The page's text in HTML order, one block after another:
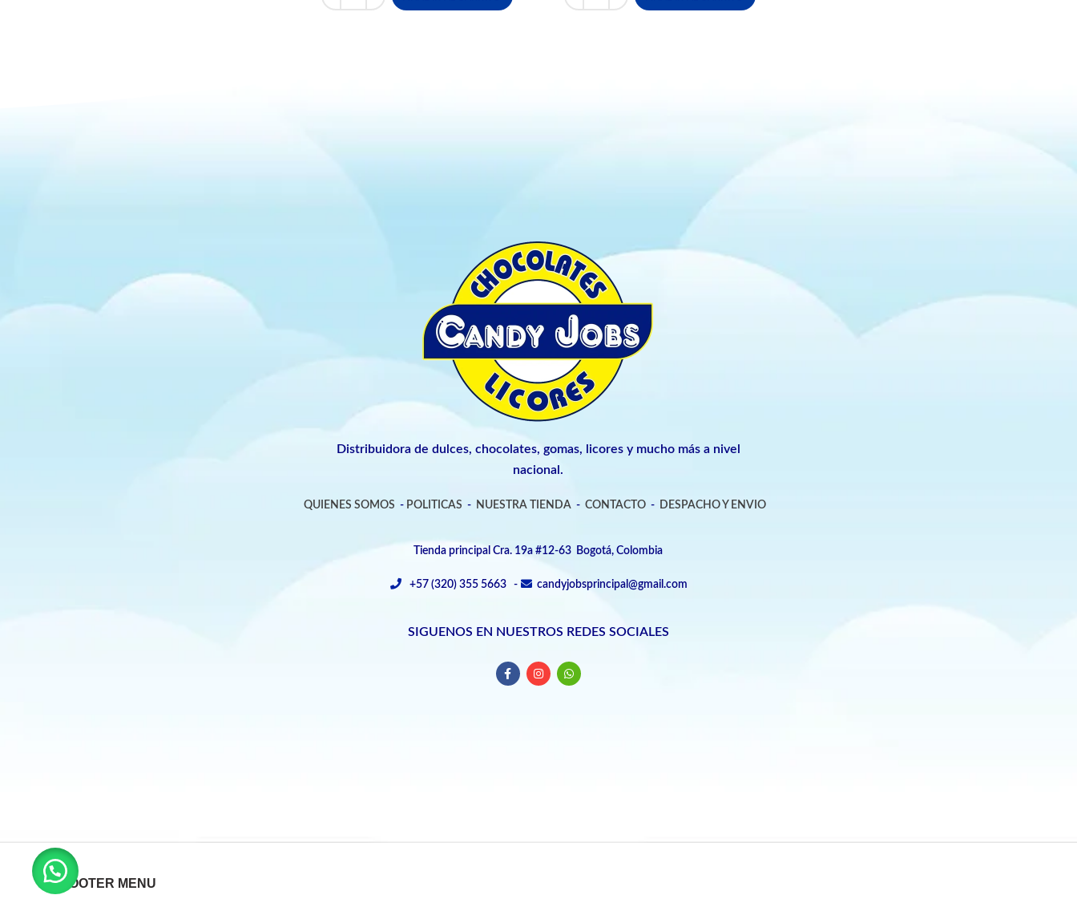
Distribuidora de dulces, chocolates, gomas, licores y mucho más a nivel
nacional.
QUIENES SOMOS - POLITICAS - NUESTRA TIENDA- CONTACTO- DESPACHO Y ENVIO
Tienda principal Cra. 19a #12-63 Bogotá, Colombia
+57 (320) 355 5663 - candyjobsprincipal@gmail.com
SIGUENOS EN NUESTROS REDES SOCIALES
FOOTER MENU